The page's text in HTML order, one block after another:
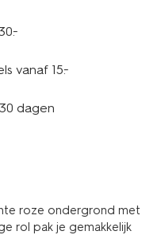
vanaf 15.-
dagen
roze ondergrond met
rol pak je gemakkelijk